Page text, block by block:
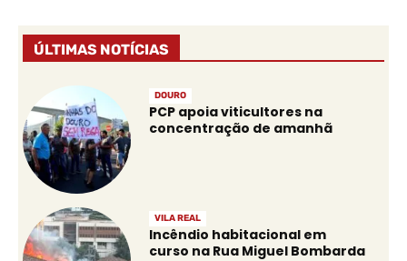
ÚLTIMAS NOTÍCIAS
DOURO
PCP apoia viticultores na
concentração de amanhã
VILA REAL
Incêndio habitacional em
curso na Rua Miguel Bombarda